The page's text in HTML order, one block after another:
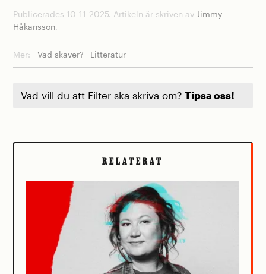
Publicerades 10-11-2025. Artikeln är skriven av Jimmy
Håkansson.
Mer: Vad skaver? Litteratur
Vad vill du att Filter ska skriva om? Tipsa oss!
RELATERAT